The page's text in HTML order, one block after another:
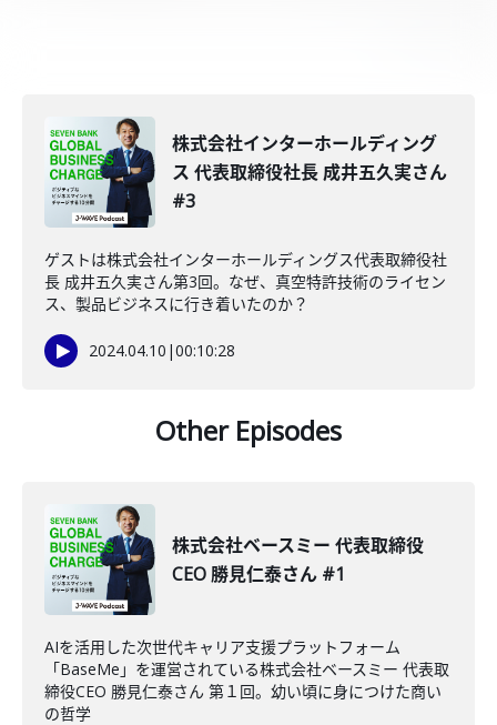
株式会社インターホールディング
ス 代表取締役社長 成井五久実さん
#3
ゲストは株式会社インターホールディングス代表取締役社
長 成井五久実さん第3回。なぜ、真空特許技術のライセン
ス、製品ビジネスに行き着いたのか？
2024.04.10 |00:10:28
Other Episodes
株式会社ベースミー 代表取締役
CEO 勝見仁泰さん #1
AIを活用した次世代キャリア支援プラットフォーム
「BaseMe」を運営されている株式会社ベースミー 代表取
締役CEO 勝見仁泰さん 第１回。幼い頃に身につけた商い
の哲学